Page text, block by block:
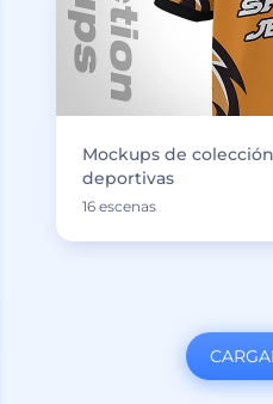
Mockups de
deportivas
16 escenas